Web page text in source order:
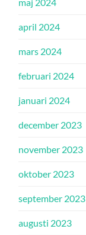
april 2024
mars 2024
februari 2024
januari 2024
december 2023
november 2023
oktober 2023
september 2023
augusti 2023